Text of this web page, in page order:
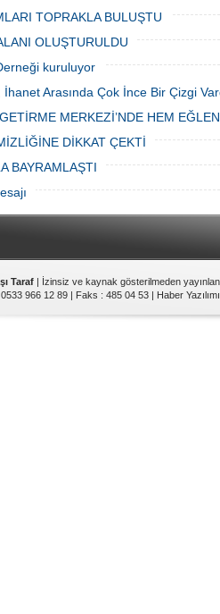
TOPRAKLA BULUŞTU
OLUŞTURULDU
kuruluyor
Arasında Çok İnce Bir Çizgi
MERKEZİ’NDE HEM
DİKKAT ÇEKTİ
BAYRAMLAŞTI
Taraf | İzinsiz ve kaynak gösterilmeden
966 12 89 | Faks : 485 04 53 | Haber Yazılımı